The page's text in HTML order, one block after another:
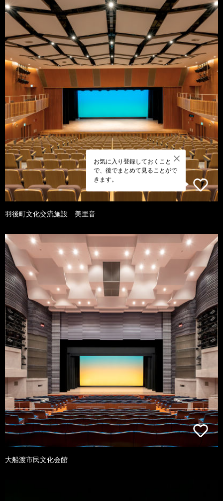
お気に入り登録しておくこと
で、後でまとめて見ることがで
きます。
羽後町文化交流施設 美里音
大船渡市民文化会館